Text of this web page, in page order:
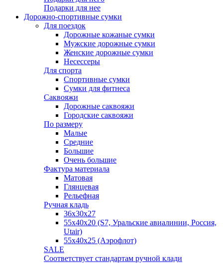
Подарки для нее
Дорожно-спортивные сумки
Для поездок
Дорожные кожаные сумки
Мужские дорожные сумки
Женские дорожные сумки
Несессеры
Для спорта
Спортивные сумки
Сумки для фитнеса
Саквояжи
Дорожные саквояжи
Городские саквояжи
По размеру
Малые
Средние
Большие
Очень большие
Фактура материала
Матовая
Глянцевая
Рельефная
Ручная кладь
36х30x27
55х40х20 (S7, Уральские авиалинии, Россия,
Utair)
55х40х25 (Аэрофлот)
SALE
Соответствует стандартам ручной клади